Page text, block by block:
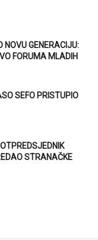
NOVU GENERACIJU:
FORUMA MLADIH
SEFO PRISTUPIO
STRANAČKE